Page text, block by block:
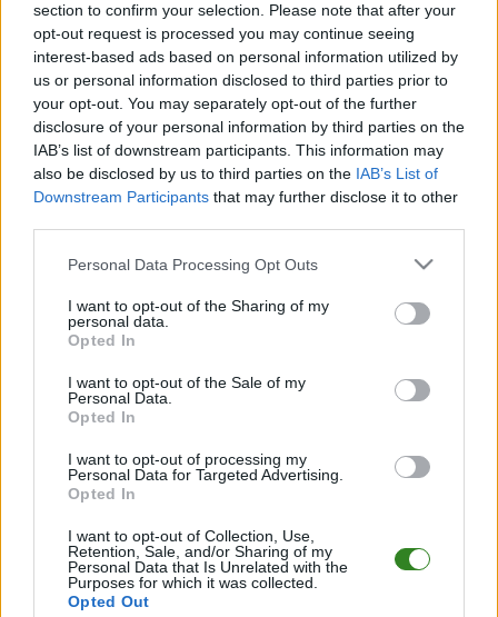
section to confirm your selection. Please note that after your
opt-out request is processed you may continue seeing
interest-based ads based on personal information utilized by
us or personal information disclosed to third parties prior to
your opt-out. You may separately opt-out of the further
disclosure of your personal information by third parties on the
IAB’s list of downstream participants. This information may
also be disclosed by us to third parties on the IAB’s List of
Downstream Participants that may further disclose it to other
Please note that this website/app uses one or more Google
not limited to your visit or usage behaviour. You may click to
grant or deny consent to Google and its third-party tags to
use your data for below specified purposes in below Google
consent section.
Personal Data Processing Opt Outs
I want to opt-out of the Sharing of my
personal data.
Opted In
I want to opt-out of the Sale of my
Personal Data.
Opted In
I want to opt-out of processing my
Personal Data for Targeted Advertising.
Opted In
I want to opt-out of Collection, Use,
Retention, Sale, and/or Sharing of my
Personal Data that Is Unrelated with the
Purposes for which it was collected.
Opted Out
Więcej o lidze:I liga
2026-08-06 21:10
Sokół Nisko
wzmacnia atak. Dwa
startem sezonu
2026-08-06 19:59
Andrzej Wójcik przed
derbami ze Stalą
dać z siebie 110%
KS Wiązownica
stawia na młodzież.
dołączyło do
czwartoligowca
KOMENTARZE
Uwaga!